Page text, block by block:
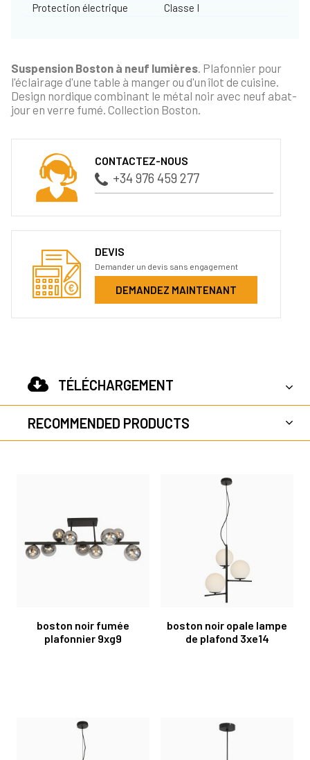
Protection électrique
Classe I
Suspension Boston à neuf lumières . Plafonnier pour
l'éclairage d'une table à manger ou d'un îlot de cuisine.
Design nordique combinant le métal noir avec neuf abat-
jour en verre fumé. Collection Boston.
CONTACTEZ-NOUS
+34 976 459 277
DEVIS
Demander un devis sans engagement
DEMANDEZ MAINTENANT
TÉLÉCHARGEMENT
RECOMMENDED PRODUCTS
boston noir fumée
plafonnier 9xg9
boston noir opale lampe
de plafond 3xe14